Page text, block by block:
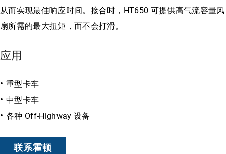
从而实现最佳响应时间。接合时，HT650 可提供高气流容量风
扇所需的最大扭矩，而不会打滑。
应用
重型卡车
中型卡车
各种 Off-Highway 设备
联系霍顿